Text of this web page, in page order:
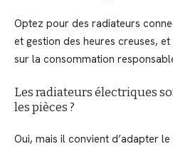
Optez pour des radiateurs
et gestion des heures creuses,
sur la consommation
Les radiateurs électriques
les pièces ?
Oui, mais il convient d’adapter